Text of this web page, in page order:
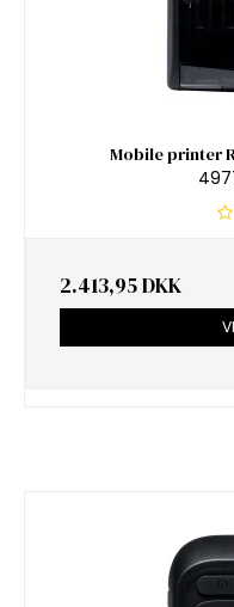
Mobile printer
2.413,95 DKK